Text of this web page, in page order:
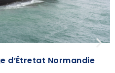
d’Étretat Normandie